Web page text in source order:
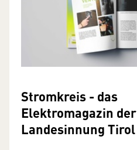
Stromkreis - das
Elektromagazin der
Landesinnung Tirol